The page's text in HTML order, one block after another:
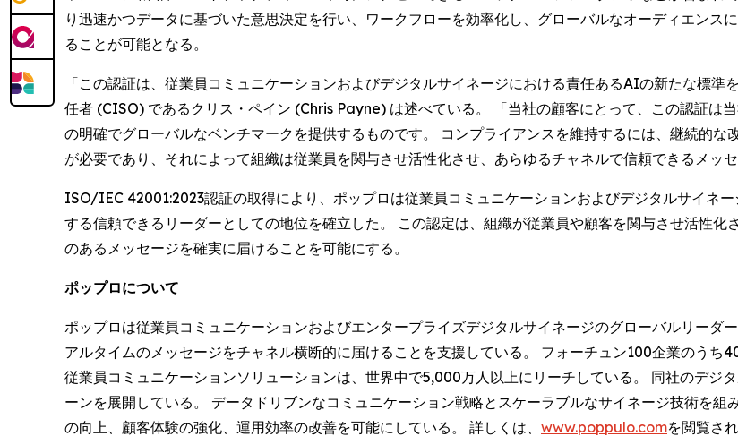
り迅速かつデータに基づいた意思決定を行い、ワークフローを効率化し、グローバルなオーディエンス
ることが可能となる。
「この認証は、従業員コミュニケーションおよびデジタルサイネージにおける責任あるAIの新たな標
任者 (CISO) であるクリス・ペイン (Chris Payne) は述べている。 「当社の顧客にとって、この認証は
の明確でグローバルなベンチマークを提供するものです。 コンプライアンスを維持するには、継続的
が必要であり、それによって組織は従業員を関与させ活性化させ、あらゆるチャネルで信頼できるメッ
ISO/IEC 42001:2023認証の取得により、ポップロは従業員コミュニケーションおよびデジタルサイネ
する信頼できるリーダーとしての地位を確立した。 この認定は、組織が従業員や顧客を関与させ活性化
のあるメッセージを確実に届けることを可能にする。
ポップロについて
ポップロは従業員コミュニケーションおよびエンタープライズデジタルサイネージのグローバルリーダ
アルタイムのメッセージをチャネル横断的に届けることを支援している。 フォーチュン100企業のうち
従業員コミュニケーションソリューションは、世界中で5,000万人以上にリーチしている。 同社のデジ
ーンを展開している。 データドリブンなコミュニケーション戦略とスケーラブルなサイネージ技術を
の向上、顧客体験の強化、運用効率の改善を可能にしている。 詳しくは、 www.poppulo.comを閲覧され